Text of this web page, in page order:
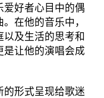
好者心目中的偶
在他的音乐中，
及生活的思考和
让他的演唱会成
形式呈现给歌迷